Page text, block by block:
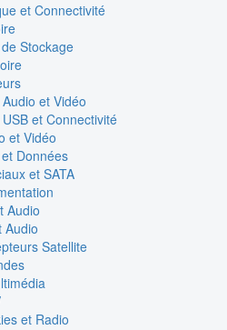
et Connectivité
Stockage
et Vidéo
et Connectivité
et Vidéo
Données
et SATA
Audio
Audio
Satellite
et Radio